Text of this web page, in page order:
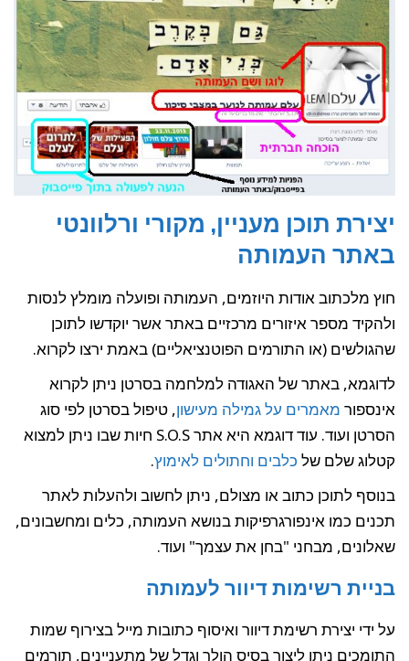
יצירת תוכן מעניין, מקורי ורלוונטי
באתר העמותה
חוץ מלכתוב אודות היוזמים, העמותה ופועלה מומלץ לנסות
ולהקיד מספר איזורים מרכזיים באתר אשר יוקדשו לתוכן
שהגולשים (או התורמים הפוטנציאליים) באמת ירצו לקרוא.
לדוגמא, באתר של האגודה למלחמה בסרטן ניתן לקרוא
אינספור מאמרים על גמילה מעישון, טיפול בסרטן לפי סוג
הסרטן ועוד. עוד דוגמא היא אתר S.O.S חיות שבו ניתן למצוא
קטלוג שלם של כלבים וחתולים לאימוץ.
בנוסף לתוכן כתוב או מצולם, ניתן לחשוב ולהעלות לאתר
תכנים כמו אינפורגרפיקות בנושא העמותה, כלים ומחשבונים,
שאלונים, מבחני "בחן את עצמך" ועוד.
בניית רשימות דיוור לעמותה
על ידי יצירת רשימת דיוור ואיסוף כתובות מייל בצירוף שמות
התומכים ניתן ליצור בסיס הולך וגדל של מתעניינים, תורמים